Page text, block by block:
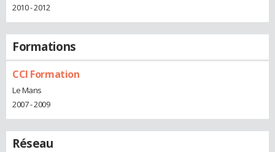
2010 - 2012
Formations
CCI Formation
Le Mans
2007 - 2009
Réseau